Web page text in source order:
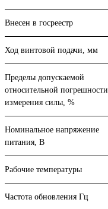
Внесен в госреестр
Ход винтовой подачи, мм
Пределы допускаемой
относительной погрешности
измерения силы, %
Номинальное напряжение
питания, В
Рабочие температуры
Частота обновления Гц